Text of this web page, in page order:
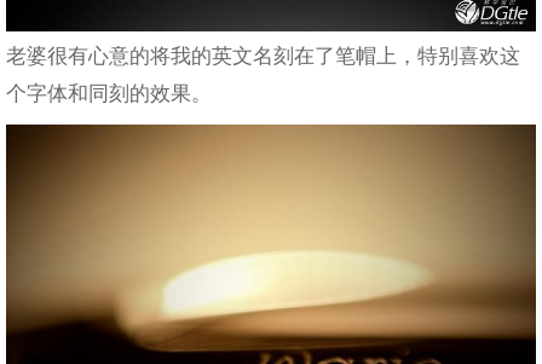
老婆很有心意的将我的英文名刻在了笔帽上，特别喜欢这
个字体和同刻的效果。